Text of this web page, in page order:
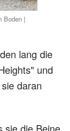
Boden |
lang die
und
daran
sie die Beine